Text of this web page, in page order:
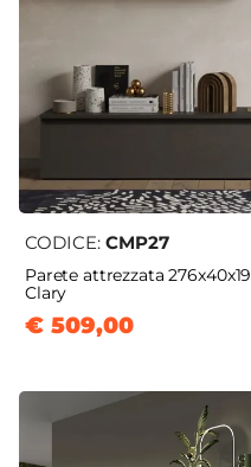
CODICE: CMP27
Parete attrezzata
Clary
€ 509,00